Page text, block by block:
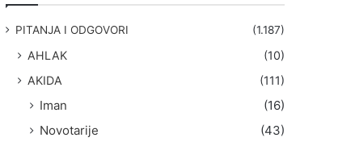
PITANJA I ODGOVORI (1.187)
AHLAK
(10)
AKIDA
(111)
Iman
(16)
Novotarije
(43)